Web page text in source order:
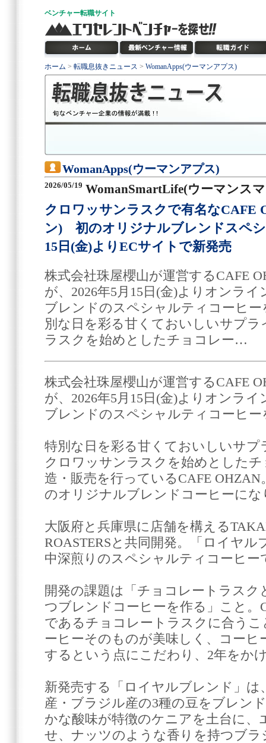
ベンチャー転職サイト
ホーム > 転職息抜きニュース > WomanApps(ウーマンアプス)
WomanApps(ウーマンアプス)
2026/05/19 WomanSmartLife(ウーマンス
クロワッサンラスクで有名なCAFE
ン) 初のオリジナルブレンドスペ
15日(金)よりECサイトで新発売
株式会社珠屋櫻山が運営するCAFE
が、2026年5月15日(金)よりオンラ
ブレンドのスペシャルティコーヒ
別な日を彩る甘くておいしいサプ
ラスクを始めとしたチョコレー…
株式会社珠屋櫻山が運営するCAFE
が、2026年5月15日(金)よりオンラ
ブレンドのスペシャルティコーヒ
特別な日を彩る甘くておいしいサプ
クロワッサンラスクを始めとした
造・販売を行っているCAFE
のオリジナルブレンドコーヒーにな
大阪府と兵庫県に店舗を構える
ROASTERSと共同開発。「ロイヤ
中深煎りのスペシャルティコーヒー
開発の課題は「チョコレートラスク
つブレンドコーヒーを作る」こと。
であるチョコレートラスクに合う
ーヒーそのものが美味しく、コー
するという点にこだわり、2年をか
新発売する「ロイヤルブレンド」
産・ブラジル産の3種の豆をブレン
かな酸味が特徴のケニアを土台に
せ、ナッツのような香りを持つブ